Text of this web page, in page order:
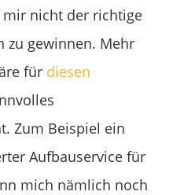
mir nicht der richtige
zu gewinnen. Mehr
für diesen
Zum Beispiel ein
Aufbauservice für
mich nämlich noch